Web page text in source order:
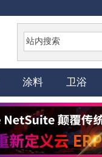
涂料 卫浴